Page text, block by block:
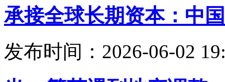
承接全球长期资本：中
发布时间：2026-06-02